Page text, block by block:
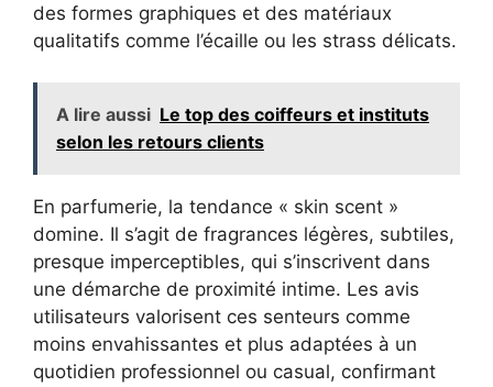
des formes graphiques et des matériaux
qualitatifs comme l’écaille ou les strass délicats.
A lire aussi Le top des coiffeurs et instituts
selon les retours clients
En parfumerie, la tendance « skin scent »
domine. Il s’agit de fragrances légères, subtiles,
presque imperceptibles, qui s’inscrivent dans
une démarche de proximité intime. Les avis
utilisateurs valorisent ces senteurs comme
moins envahissantes et plus adaptées à un
quotidien professionnel ou casual, confirmant